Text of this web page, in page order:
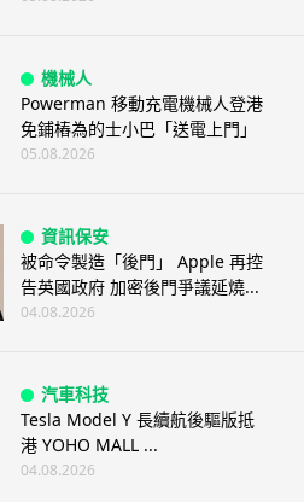
機械人
Powerman 移動充電機械人登港
免鋪樁為的士小巴「送電上門」
05.08.2026
資訊保安
被命令製造「後門」 Apple 再控
告英國政府 加密後門爭議延燒...
04.08.2026
汽車科技
Tesla Model Y 長續航後驅版抵
港 YOHO MALL ...
04.08.2026